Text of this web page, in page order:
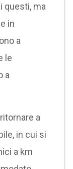
questi, ma
in
a
le
a
a
in cui si
a km